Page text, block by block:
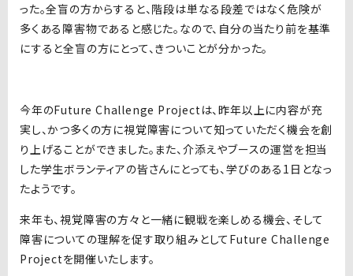
った。全盲の方からすると、階段は単なる段差ではなく危険が
多くある障害物であると感じた。なので、自分の当たり前を基準
にすると全盲の方にとって、きついことが分かった。
今年のFuture Challenge Projectは、昨年以上に内容が充
実し、かつ多くの方に視覚障害について知っていただく機会を創
り上げることができました。また、介添えやブースの運営を担当
した学生ボランティアの皆さんにとっても、学びのある1日となっ
たようです。
来年も、視覚障害の方々と一緒に観戦を楽しめる機会、そして
障害についての理解を促す取り組みとしてFuture Challenge
Projectを開催いたします。